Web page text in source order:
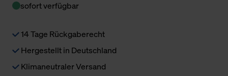
sofort verfügbar
14 Tage Rückgaberecht
Hergestellt in Deutschland
Klimaneutraler Versand